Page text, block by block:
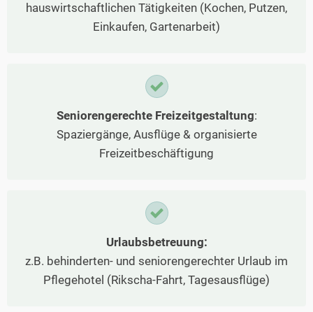
hauswirtschaftlichen Tätigkeiten (Kochen, Putzen,
Einkaufen, Gartenarbeit)
Seniorengerechte Freizeitgestaltung:
Spaziergänge, Ausflüge & organisierte
Freizeitbeschäftigung
Urlaubsbetreuung:
z.B. behinderten- und seniorengerechter Urlaub im
Pflegehotel (Rikscha-Fahrt, Tagesausflüge)